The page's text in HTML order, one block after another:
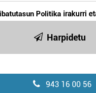
Politika irakurri
Harpidetu
943 16 00 56